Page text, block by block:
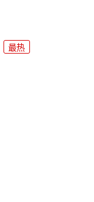
最热